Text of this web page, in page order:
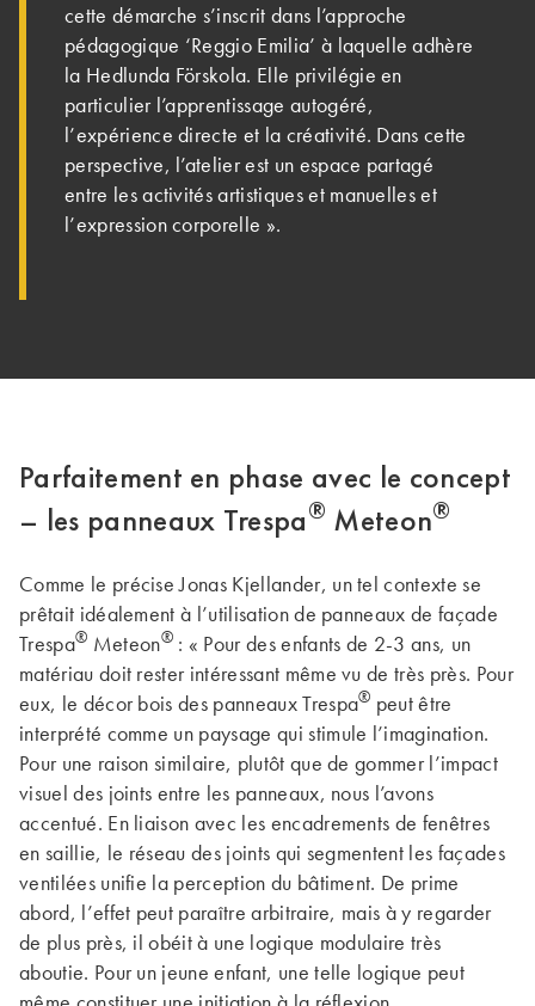
cette démarche s’inscrit dans l’approche
pédagogique ‘Reggio Emilia’ à laquelle adhère
la Hedlunda Förskola. Elle privilégie en
particulier l’apprentissage auto­géré,
l’expérience directe et la créativité. Dans cette
perspective, l’atelier est un espace partagé
entre les activités artistiques et manuelles et
l’expression corporelle ».
Parfaitement en phase avec le concept
– les panneaux Trespa® Meteon®
Comme le précise Jonas Kjellander, un tel contexte se
prêtait idéalement à l’utilisation de panneaux de façade
Trespa® Meteon®: « Pour des enfants de 2-3 ans, un
matériau doit rester intéressant même vu de très près. Pour
eux, le décor bois des panneaux Trespa® peut être
interprété comme un paysage qui stimule l’imagination.
Pour une raison similaire, plutôt que de gommer l’impact
visuel des joints entre les panneaux, nous l’avons
accentué. En liaison avec les encadrements de fenêtres
en saillie, le réseau des joints qui segmentent les façades
ventilées unifie la perception du bâtiment. De prime
abord, l’effet peut paraître arbitraire, mais à y regarder
de plus près, il obéit à une logique modulaire très
aboutie. Pour un jeune enfant, une telle logique peut